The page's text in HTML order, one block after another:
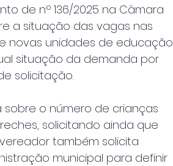
de nº 136/2025 na Câmara
a situação das vagas nas
novas unidades de educação
situação da demanda por
solicitação.
sobre o número de crianças
solicitando ainda que
também solicita
municipal para definir